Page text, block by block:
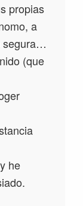
propias
a
segura…
(que
he